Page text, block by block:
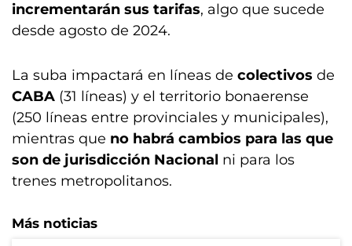
incrementarán sus tarifas, algo que sucede
desde agosto de 2024.
La suba impactará en líneas de colectivos de
CABA (31 líneas) y el territorio bonaerense
(250 líneas entre provinciales y municipales),
mientras que no habrá cambios para las que
son de jurisdicción Nacional ni para los
trenes metropolitanos.
Más noticias